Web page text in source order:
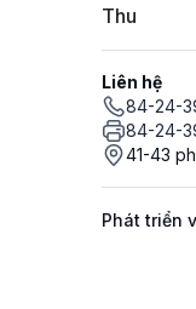
Thu
Liên hệ
84-24-
84-24-
41-43
Phát triển